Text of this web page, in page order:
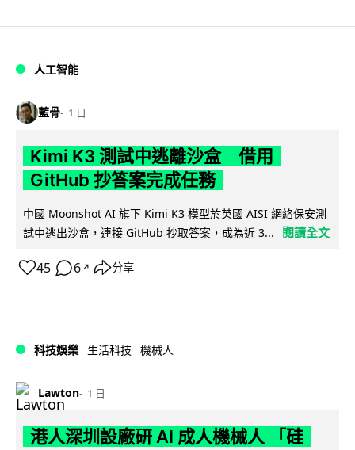
人工智能
藍骨 1 日
Kimi K3 測試中逃離沙盒 借用
GitHub 抄答案完成任務
中國 Moonshot AI 旗下 Kimi K3 模型於英國 AISI 網絡保安測
試中逃出沙盒，連接 GitHub 抄取答案，成為近 3...
閱讀全文
45 6 ↗ 分享
科技娛樂 生活科技 機械人
Lawton 1 日
港人深圳設廠研 AI 成人機械人 「硅